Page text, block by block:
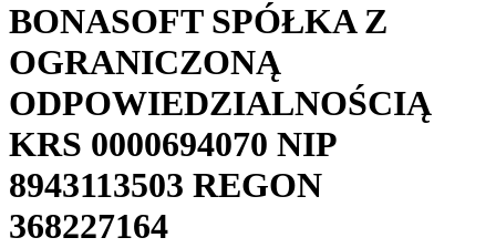
BONASOFT SPÓŁKA Z
OGRANICZONĄ
ODPOWIEDZIALNOŚCIĄ
KRS 0000694070 NIP
8943113503 REGON
368227164